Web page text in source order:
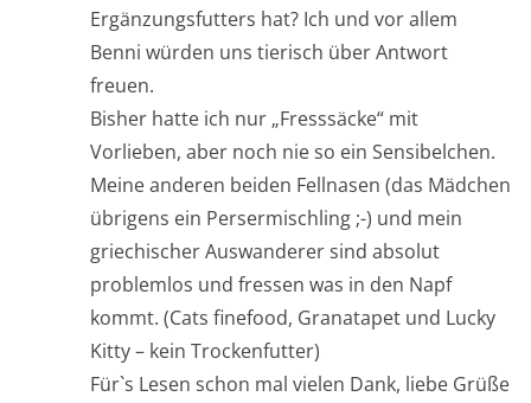
Ergänzungsfutters hat? Ich und vor allem
Benni würden uns tierisch über Antwort
freuen.
Bisher hatte ich nur „Fresssäcke“ mit
Vorlieben, aber noch nie so ein Sensibelchen.
Meine anderen beiden Fellnasen (das Mädchen
übrigens ein Persermischling ;-) und mein
griechischer Auswanderer sind absolut
problemlos und fressen was in den Napf
kommt. (Cats finefood, Granatapet und Lucky
Kitty – kein Trockenfutter)
Für`s Lesen schon mal vielen Dank, liebe Grüße